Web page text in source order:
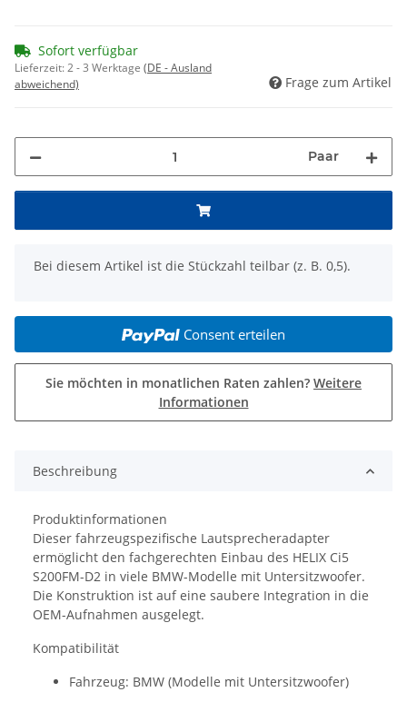
Sofort verfügbar
Lieferzeit:2 - 3 Werktage (DE - Ausland
abweichend)
Frage zum Artikel
Paar
x
Bei diesem Artikel ist die Stückzahl teilbar (z. B. 0,5).
Consent erteilen
Sie möchten in monatlichen Raten zahlen? Weitere
Informationen
Beschreibung
Produktinformationen
Dieser fahrzeugspezifische Lautsprecheradapter
ermöglicht den fachgerechten Einbau des HELIX Ci5
S200FM-D2 in viele BMW-Modelle mit Untersitzwoofer.
Die Konstruktion ist auf eine saubere Integration in die
OEM-Aufnahmen ausgelegt.
Kompatibilität
Fahrzeug: BMW (Modelle mit Untersitzwoofer)